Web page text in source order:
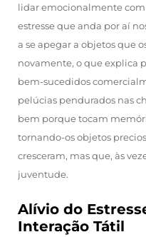
lidar emocionalmente
estresse que anda por aí
a se apegar a objetos que
novamente, o que explica
bem-sucedidos
pelúcias pendurados nas
bem porque tocam
tornando-os objetos
cresceram, mas que, às
juventude.
Alívio do
Interação Tátil